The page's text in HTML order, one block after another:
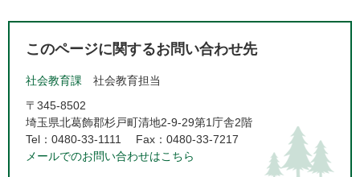
このページに関するお問い合わせ先
社会教育課
社会教育担当
〒345-8502
埼玉県北葛飾郡杉戸町清地2-9-29第1庁舎2階
Tel：0480-33-1111
Fax：0480-33-7217
メールでのお問い合わせはこちら